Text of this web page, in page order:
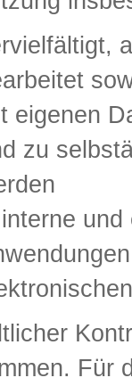
eigenen
zu
Für